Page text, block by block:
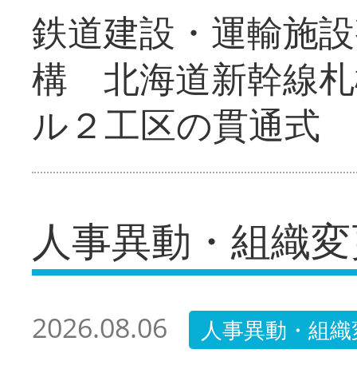
鉄道建設・運輸施
構 北海道新幹線
ル２工区の貫通式
人事異動・組織
2026.08.06 人事異動・組